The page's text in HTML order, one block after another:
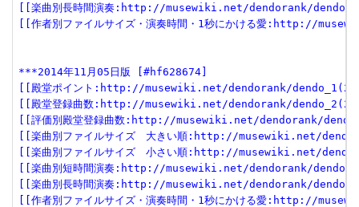
[[楽曲別長時間演奏:http://musewiki.net/dendorank/
[[作者別ファイルサイズ・演奏時間・1秒にかける愛:http://
***2014年11月05日版 [#hf628674]
[[殿堂ポイント:http://musewiki.net/dendorank/
[[殿堂登録曲数:http://musewiki.net/dendorank/
[[評価別殿堂登録曲数:http://musewiki.net/dendorank/
[[楽曲別ファイルサイズ　大きい順:http://musewiki.net/
[[楽曲別ファイルサイズ　小さい順:http://musewiki.net/
[[楽曲別短時間演奏:http://musewiki.net/dendorank/
[[楽曲別長時間演奏:http://musewiki.net/dendorank/
[[作者別ファイルサイズ・演奏時間・1秒にかける愛:http://